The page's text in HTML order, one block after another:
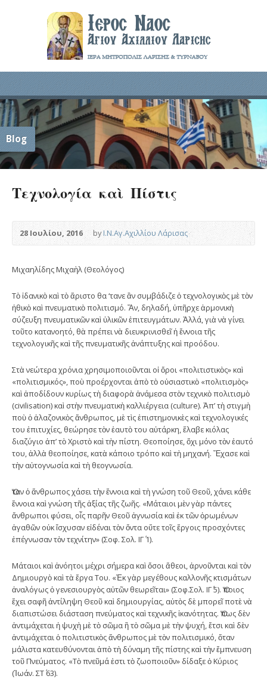
Blog
Τεχνολογία καὶ Πίστις
28 Ιουλίου, 2016 byΙ.Ν.Αγ.Αχιλλίου Λάρισας
Μιχαηλίδης Μιχαὴλ (Θεολόγος)
Τὸ ἰδανικὸ καὶ τὸ ἄριστο θα ‘τανε ἂν συμβάδιζε ὁ τεχνολογικὸς μὲ τὸν
ἠθικὸ καὶ πνευματικὸ πολιτισμό. Ἄν, δηλαδή, ὑπῆρχε ἁρμονικὴ
σύζευξη πνευματικῶν καὶ ὑλικῶν ἐπιτευγμάτων. Ἀλλά, γιὰ νὰ γίνει
τοῦτο κατανοητό, θὰ πρέπει νὰ διευκρινισθεῖ ἡ ἔννοια τῆς
τεχνολογικῆς καὶ τῆς πνευματικῆς ἀνάπτυξης καὶ προόδου.
Στὰ νεώτερα χρόνια χρησιμοποιοῦνται οἱ ὅροι «πολιτιστικὸς» καὶ
«πολιτισμικός», ποὺ προέρχονται ἀπὸ τὸ οὐσιαστικὸ «πολιτισμὸς»
καὶ ἀποδίδουν κυρίως τὴ διαφορὰ ἀνάμεσα στὸν τεχνικὸ πολιτισμὸ
(civilisation) καὶ στὴν πνευματικὴ καλλιέργεια (culture). Ἀπ’ τὴ στιγμὴ
ποὺ ὁ ἀλαζονικὸς ἄνθρωπος, μὲ τὶς ἐπιστημονικὲς καὶ τεχνολογικές
του ἐπιτυχίες, θεώρησε τὸν ἑαυτὸ του αὐτάρκη, ἔλαβε κιόλας
διαζύγιο ἀπ’ τὸ Χριστὸ καὶ τὴν πίστη. Θεοποίησε, ὄχι μόνο τὸν ἑαυτό
του, ἀλλὰ θεοποίησε, κατὰ κάποιο τρόπο καὶ τὴ μηχανή. Ἔχασε καὶ
τὴν αὐτογνωσία καὶ τὴ θεογνωσία.
Ὅταν ὁ ἄνθρωπος χάσει τὴν ἔννοια καὶ τὴ γνώση τοῦ Θεοῦ, χάνει κάθε
ἔννοια καὶ γνώση τῆς ἀξίας τῆς ζωῆς. «Μάταιοι μὲν γὰρ πάντες
ἄνθρωποι φύσει, οἷς παρῆν Θεοῦ ἀγνωσία καὶ ἐκ τῶν ὀρωμένων
ἀγαθῶν οὐκ ἴσχυσαν εἰδέναι τὸν ὄντα οὔτε τοῖς ἔργοις προσχόντες
ἐπέγνωσαν τὸν τεχνίτην» (Σοφ. Σολ. ΙΓ΄ 1).
Μάταιοι καὶ ἀνόητοι μέχρι σήμερα καὶ ὅσοι ἄθεοι, ἀρνοῦνται καὶ τὸν
Δημιουργὸ καὶ τὰ ἔργα Του. «Ἐκ γὰρ μεγέθους καλλονῆς κτισμάτων
ἀναλόγως ὁ γενεσιουργὸς αὐτῶν θεωρεῖται» (Σοφ.Σολ. ΙΓ΄ 5). Ὅποιος
ἔχει σαφῆ ἀντίληψη Θεοῦ καὶ δημιουργίας, αὐτὸς δὲ μπορεῖ ποτὲ νὰ
διαπιστώσει διάσταση πνεύματος καὶ τεχνικῆς ἱκανότητας. Ὅπως δὲν
ἀντιμάχεται ἡ ψυχὴ μὲ τὸ σῶμα ἢ τὸ σῶμα μὲ τὴν ψυχή, ἔτσι καὶ δὲν
ἀντιμάχεται ὁ πολιτιστικὸς ἄνθρωπος μὲ τὸν πολιτισμικό, ὅταν
μάλιστα κατευθύνονται ἀπὸ τὴ δύναμη τῆς πίστης καὶ τὴν ἔμπνευση
τοῦ Πνεύματος. «Τὸ πνεῦμά ἐστι τὸ ζωοποιοῦν» δίδαξε ὁ Κύριος
(Ἰωάν. ΣΤ΄ 63).